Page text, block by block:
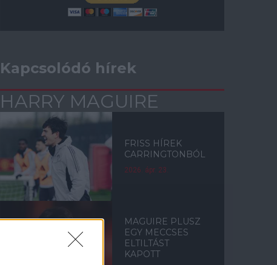
Kapcsolódó hírek
HARRY MAGUIRE
FRISS HÍREK
CARRINGTONBÓL
2026. ápr. 23.
MAGUIRE PLUSZ
EGY MECCSES
ELTILTÁST
KAPOTT